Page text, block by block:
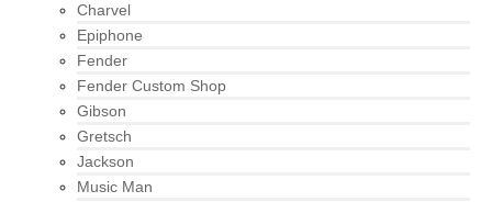
Charvel
Epiphone
Fender
Fender Custom Shop
Gibson
Gretsch
Jackson
Music Man